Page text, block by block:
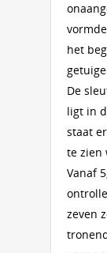
het
De
ligt in
staat
te zien
Vanaf
zeven